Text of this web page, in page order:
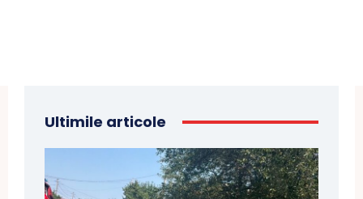
Ultimile articole